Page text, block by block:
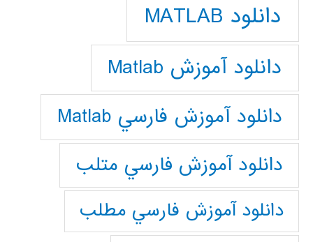
دانلود MATLAB
دانلود آموزش Matlab
دانلود آموزش فارسي Matlab
دانلود آموزش فارسي متلب
دانلود آموزش فارسي مطلب